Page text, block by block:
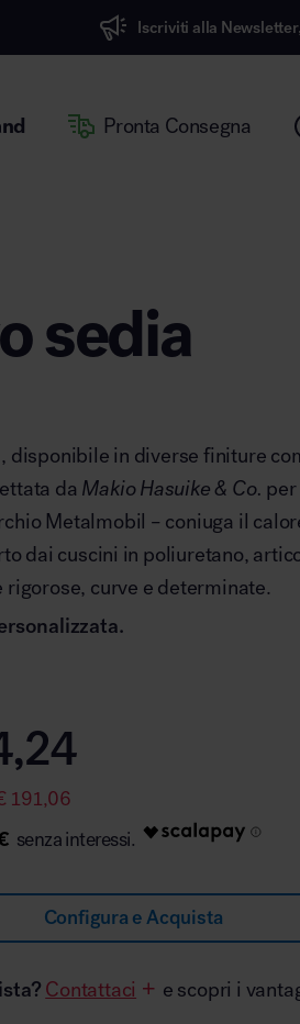
alla Newsletter, ricevi subito uno
Pronta Consegna
sedia
disponibile in diverse finiture
da Makio Hasuike & Co. per
Metalmobil – coniuga il
dai cuscini in poliuretano,
curve e determinate.
191,06
Configura e Acquista
Contattaci
e scopri i